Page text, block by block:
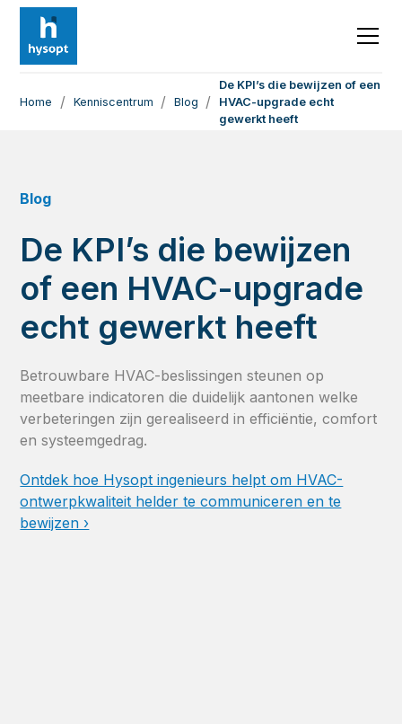
Home / Kenniscentrum / Blog /
De KPI’s die bewijzen of een
HVAC-upgrade echt
gewerkt heeft
Blog
De KPI’s die bewijzen
of een HVAC-upgrade
echt gewerkt heeft
Betrouwbare HVAC-beslissingen steunen op
meetbare indicatoren die duidelijk aantonen welke
verbeteringen zijn gerealiseerd in efficiëntie, comfort
en systeemgedrag.
Ontdek hoe Hysopt ingenieurs helpt om HVAC-
ontwerpkwaliteit helder te communiceren en te
bewijzen ›